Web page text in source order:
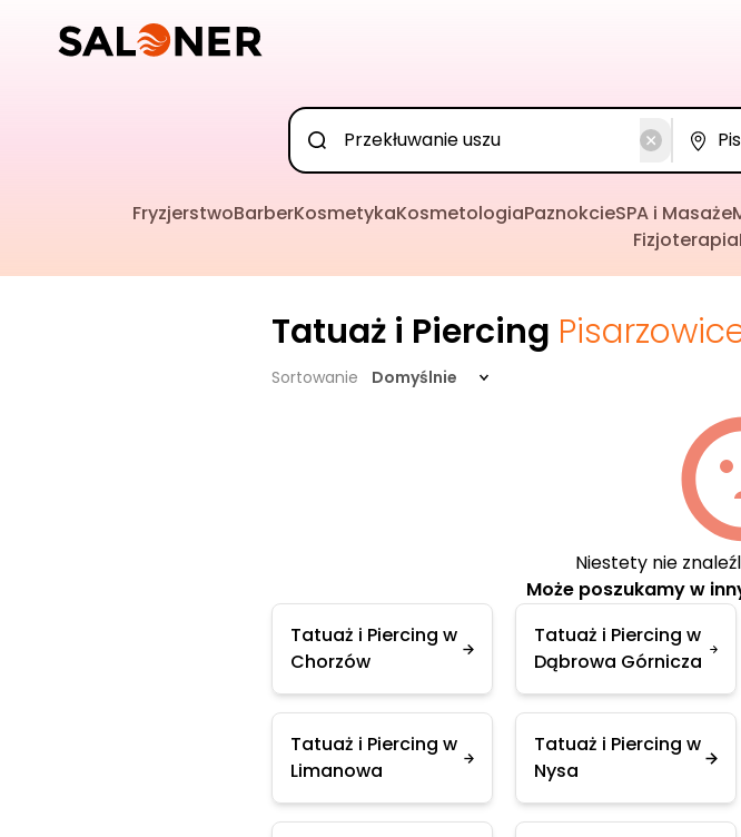
FryzjerstwoBarberKosmetykaKosmetologiaPaznokcieSPA i Masaże
Fizjoterapia
Tatuaż i Piercing
Sortowanie Domyślnie
Niestety nie
Może poszukamy w
Tatuaż i Piercing w
Chorzów
Tatuaż i Piercing w
Dąbrowa Górnicza
Tatuaż i Piercing w
Limanowa
Tatuaż i Piercing w
Nysa